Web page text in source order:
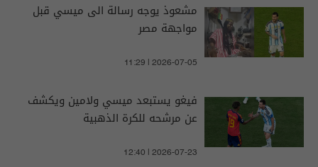
مشعوذ يوجه رسالة الى ميسي قبل
مواجهة مصر
11:29 | 2026-07-05
فيغو يستبعد ميسي ولامين ويكشف
عن مرشحه للكرة الذهبية
12:40 | 2026-07-23